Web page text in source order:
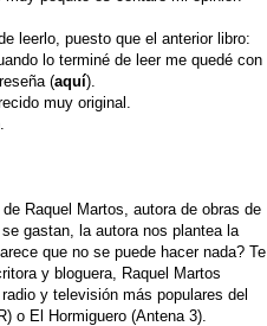
leerlo, puesto que el anterior libro:
lo terminé de leer me quedé con
(aquí).
muy original.
Raquel Martos, autora de obras de
gastan, la autora nos plantea la
que no se puede hacer nada? Te
y bloguera, Raquel Martos
y televisión más populares del
o El Hormiguero (Antena 3).